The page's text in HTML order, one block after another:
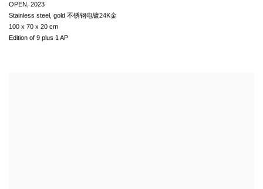
OPEN, 2023
Stainless steel, gold 不锈钢电镀24K金
100 x 70 x 20 cm
Edition of 9 plus 1 AP